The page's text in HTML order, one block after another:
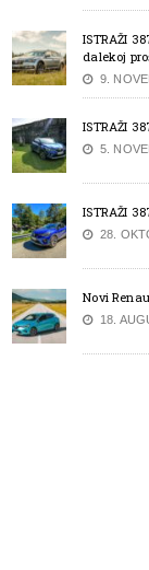
ISTRAŽI
dalekoj
9.
ISTRAŽI
5.
ISTRAŽI
28.
Novi
18.